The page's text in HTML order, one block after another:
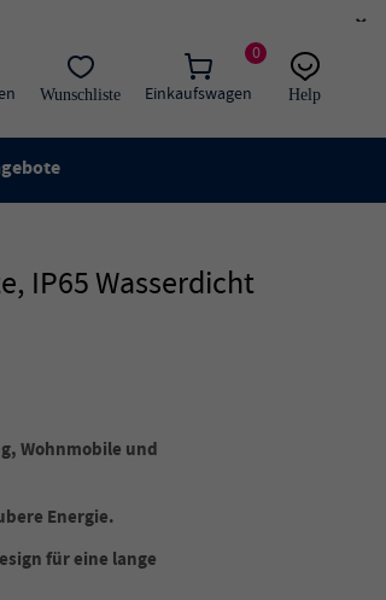
×
0
Einkaufswagen
Wunschliste
Help
IP65 Wasserdicht
Wohnmobile und
Energie.
für eine lange